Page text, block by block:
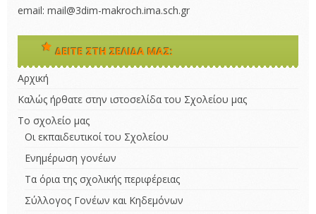
email: mail@3dim-makroch.ima.sch.gr
ΔΕΊΤΕ ΣΤΗ ΣΕΛΊΔΑ ΜΑΣ:
Αρχική
Καλώς ήρθατε στην ιστοσελίδα του Σχολείου μας
Το σχολείο μας
Οι εκπαιδευτικοί του Σχολείου
Ενημέρωση γονέων
Τα όρια της σχολικής περιφέρειας
Σύλλογος Γονέων και Κηδεμόνων